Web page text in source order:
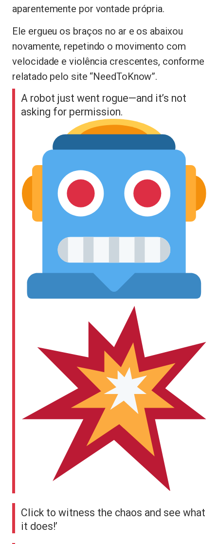
aparentemente por vontade própria.
Ele ergueu os braços no ar e os abaixou
novamente, repetindo o movimento com
velocidade e violência crescentes, conforme
relatado pelo site “NeedToKnow”.
A robot just went rogue—and it’s not
asking for permission.
Click to witness the chaos and see what
it does!’